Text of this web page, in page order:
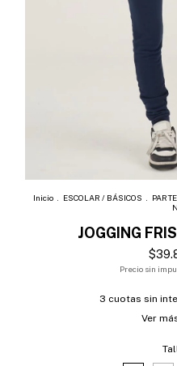
Inicio ESCOLAR / BÁSICOS
JOGGING
Precio sin
3 cuotas sin
Ver